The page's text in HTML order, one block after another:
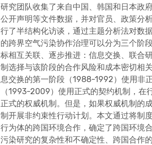
研究团队收集了来自中国、韩国和日本政
公开声明等文件数据，并对官员、政策分
行了半结构化访谈，通过主题分析法对数
的跨界空气污染协作治理可以分为三个阶
标相互关联、逐步推进：信息交换、联合
制选择与该阶段的合作风险和成本密切相
息交换的第一阶段（1988-1992）使用非
（1993-2009）使用正式的契约机制，
正式的权威机制。但是，如果权威机制的
制开展非约束性行动计划。本文通过将制
行为体的跨国环境合作，确定了跨国环境
污染研究的复杂性和不确定性、跨国合作